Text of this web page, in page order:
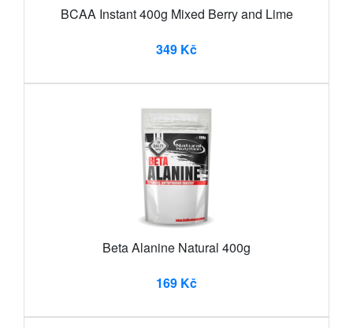
BCAA Instant 400g Mixed Berry and Lime
349 Kč
Beta Alanine Natural 400g
169 Kč